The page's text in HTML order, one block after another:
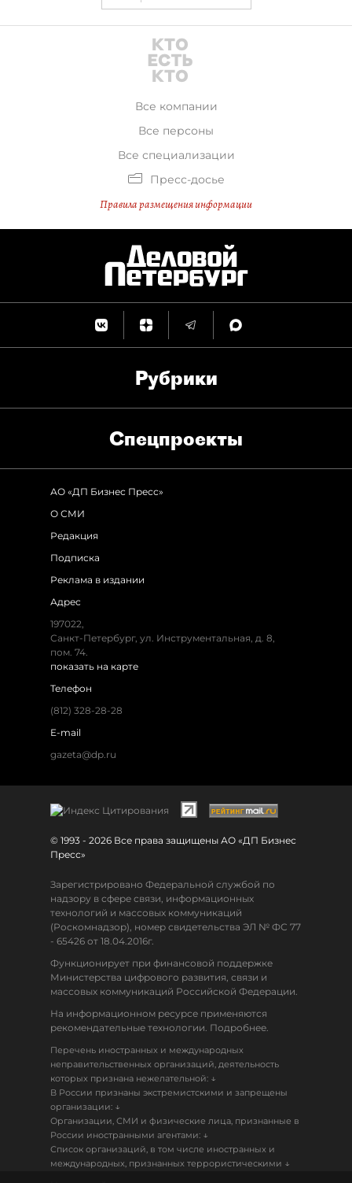
Все компании
Все персоны
Все специализации
Пресс-досье
Правила размещения информации
Рубрики
Спец­проекты
АО «ДП Бизнес Пресс»
О СМИ
Редакция
Подписка
Реклама в издании
Адрес
197022,
Санкт-Петербург, ул. Инструментальная, д. 8,
пом. 74.
показать на карте
Телефон
(812) 328-28-28
E-mail
gazeta@dp.ru
© 1993 - 2026 Все права защищены АО «ДП Бизнес
Пресс»
Зарегистрировано Федеральной службой по
надзору в сфере связи, информационных
технологий и массовых коммуникаций
(Роскомнадзор), номер свидетельства ЭЛ № ФС 77
- 65426 от 18.04.2016г.
Функционирует при финансовой поддержке
Министерства цифрового развития, связи и
массовых коммуникаций Российской Федерации.
На информационном ресурсе применяются
рекомендательные технологии. Подробнее.
Перечень иностранных и международных
неправительственных организаций, деятельность
которых признана нежелательной: ↓
В России признаны экстремистскими и запрещены
организации: ↓
Организации, СМИ и физические лица, признанные в
России иностранными агентами: ↓
Список организаций, в том числе иностранных и
международных, признанных террористическими ↓